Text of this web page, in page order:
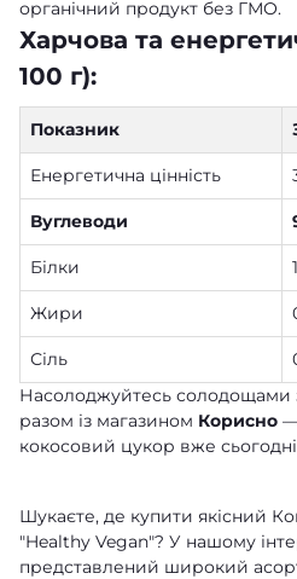
органічний продукт без ГМО.
Харчова та
100 г):
Показник
Енергетична цінність
Вуглеводи
Білки
Жири
Сіль
Насолоджуйтесь солодощами
разом із магазином Корисно —
кокосовий цукор вже
Шукаєте, де купити якісний
"Healthy Vegan"? У нашому
представлений широкий